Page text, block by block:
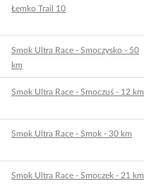
Łemko Trail 10
Smok Ultra Race - Smoczysko - 50
km
Smok Ultra Race - Smoczuś - 12 km
Smok Ultra Race - Smok - 30 km
Smok Ultra Race - Smoczek - 21 km